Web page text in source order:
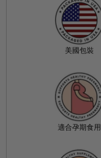
美國包裝
適合孕期食用